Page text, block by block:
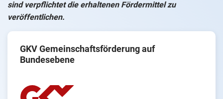
sind verpflichtet die erhaltenen Fördermittel zu
veröffentlichen.
GKV Gemeinschaftsförderung auf
Bundesebene